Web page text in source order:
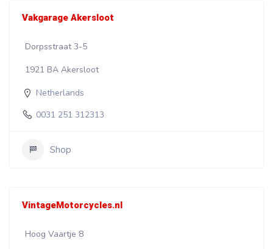
Vakgarage Akersloot
Dorpsstraat 3-5
1921 BA Akersloot
Netherlands
0031 251 312313
Shop
VintageMotorcycles.nl
Hoog Vaartje 8